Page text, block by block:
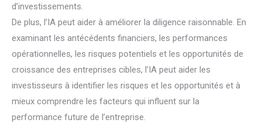
d’investissements.
De plus, l’IA peut aider à améliorer la diligence raisonnable. En
examinant les antécédents financiers, les performances
opérationnelles, les risques potentiels et les opportunités de
croissance des entreprises cibles, l’IA peut aider les
investisseurs à identifier les risques et les opportunités et à
mieux comprendre les facteurs qui influent sur la
performance future de l’entreprise.